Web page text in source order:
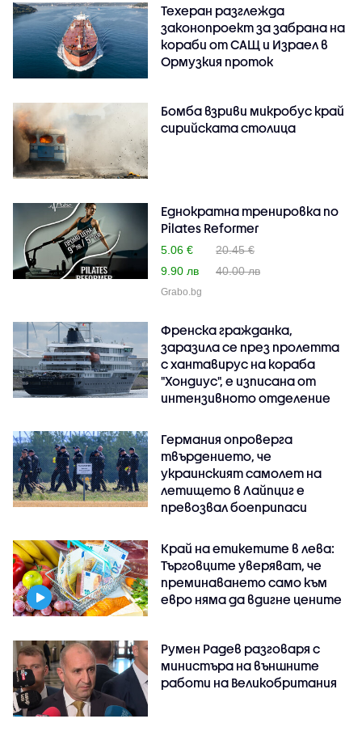
Техеран разглежда
законопроект за забрана на
кораби от САЩ и Израел в
Ормузкия проток
Бомба взриви микробус край
сирийската столица
Еднократна тренировка по
Pilates Reformer
5.06 €
20.45 €
9.90 лв
40.00 лв
Grabo.bg
Френска гражданка,
заразила се през пролетта
с хантавирус на кораба
"Хондиус", е изписана от
интензивното отделение
Германия опроверга
твърдението, че
украинският самолет на
летището в Лайпциг е
превозвал боеприпаси
Край на етикетите в лева:
Търговците уверяват, че
преминаването само към
евро няма да вдигне цените
Румен Радев разговаря с
министъра на външните
работи на Великобритания